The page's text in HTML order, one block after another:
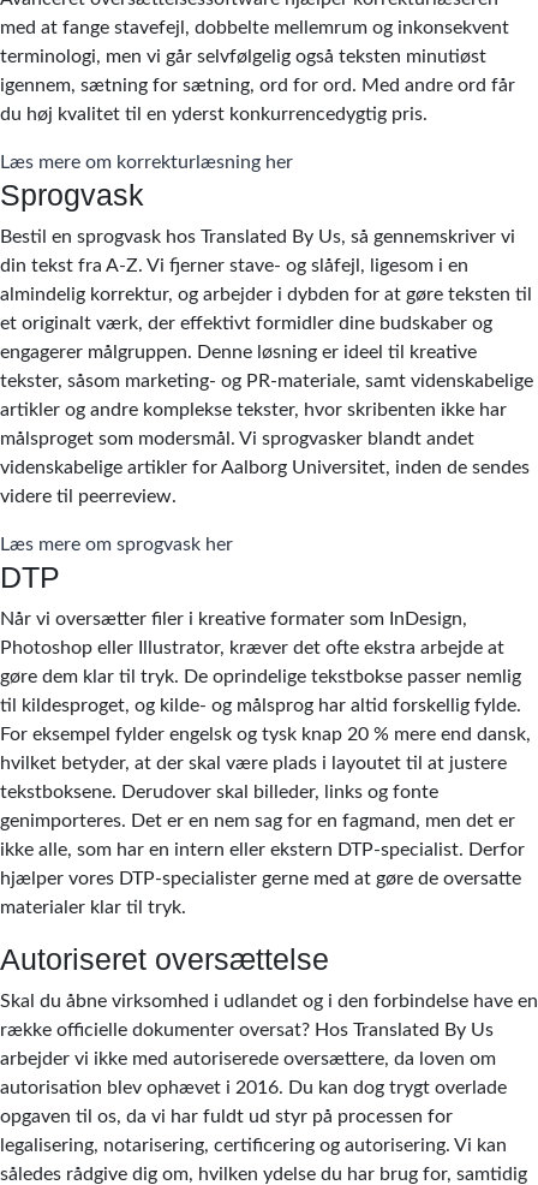
med at fange stavefejl, dobbelte mellemrum og inkonsekvent
terminologi, men vi går selvfølgelig også teksten minutiøst
igennem, sætning for sætning, ord for ord. Med andre ord får
du høj kvalitet til en yderst konkurrencedygtig pris.
Læs mere om korrekturlæsning her
Sprogvask
Bestil en sprogvask hos Translated By Us, så gennemskriver vi
din tekst fra A-Z. Vi fjerner stave- og slåfejl, ligesom i en
almindelig korrektur, og arbejder i dybden for at gøre teksten til
et originalt værk, der effektivt formidler dine budskaber og
engagerer målgruppen. Denne løsning er ideel til kreative
tekster, såsom marketing- og PR-materiale, samt videnskabelige
artikler og andre komplekse tekster, hvor skribenten ikke har
målsproget som modersmål. Vi sprogvasker blandt andet
videnskabelige artikler for Aalborg Universitet, inden de sendes
videre til peerreview.
Læs mere om sprogvask her
DTP
Når vi oversætter filer i kreative formater som InDesign,
Photoshop eller Illustrator, kræver det ofte ekstra arbejde at
gøre dem klar til tryk. De oprindelige tekstbokse passer nemlig
til kildesproget, og kilde- og målsprog har altid forskellig fylde.
For eksempel fylder engelsk og tysk knap 20 % mere end dansk,
hvilket betyder, at der skal være plads i layoutet til at justere
tekstboksene. Derudover skal billeder, links og fonte
genimporteres. Det er en nem sag for en fagmand, men det er
ikke alle, som har en intern eller ekstern DTP-specialist. Derfor
hjælper vores DTP-specialister gerne med at gøre de oversatte
materialer klar til tryk.
Autoriseret oversættelse
Skal du åbne virksomhed i udlandet og i den forbindelse have en
række officielle dokumenter oversat? Hos Translated By Us
arbejder vi ikke med autoriserede oversættere, da loven om
autorisation blev ophævet i 2016. Du kan dog trygt overlade
opgaven til os, da vi har fuldt ud styr på processen for
legalisering, notarisering, certificering og autorisering. Vi kan
således rådgive dig om, hvilken ydelse du har brug for, samtidig